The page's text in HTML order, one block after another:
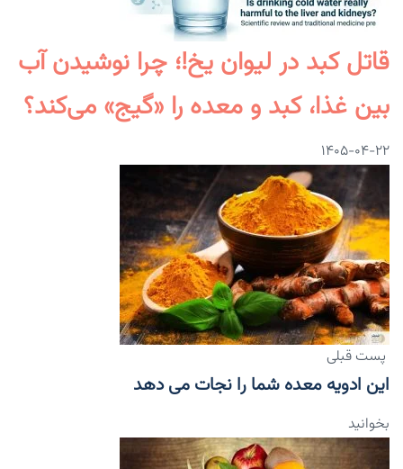
قاتل کبد در لیوان یخ!؛ چرا نوشیدن آب
بین غذا، کبد و معده را «گیج» می‌کند؟
۱۴۰۵-۰۴-۲۲
پست قبلی
این ادویه معده شما را نجات می دهد
بخوانید